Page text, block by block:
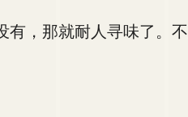
那就耐人寻味了。不